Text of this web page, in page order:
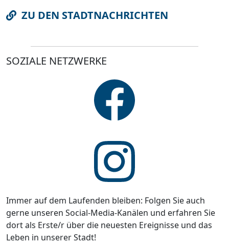
ZU DEN STADTNACHRICHTEN
SOZIALE NETZWERKE
Immer auf dem Laufenden bleiben: Folgen Sie auch
gerne unseren Social-Media-Kanälen und erfahren Sie
dort als Erste/r über die neuesten Ereignisse und das
Leben in unserer Stadt!